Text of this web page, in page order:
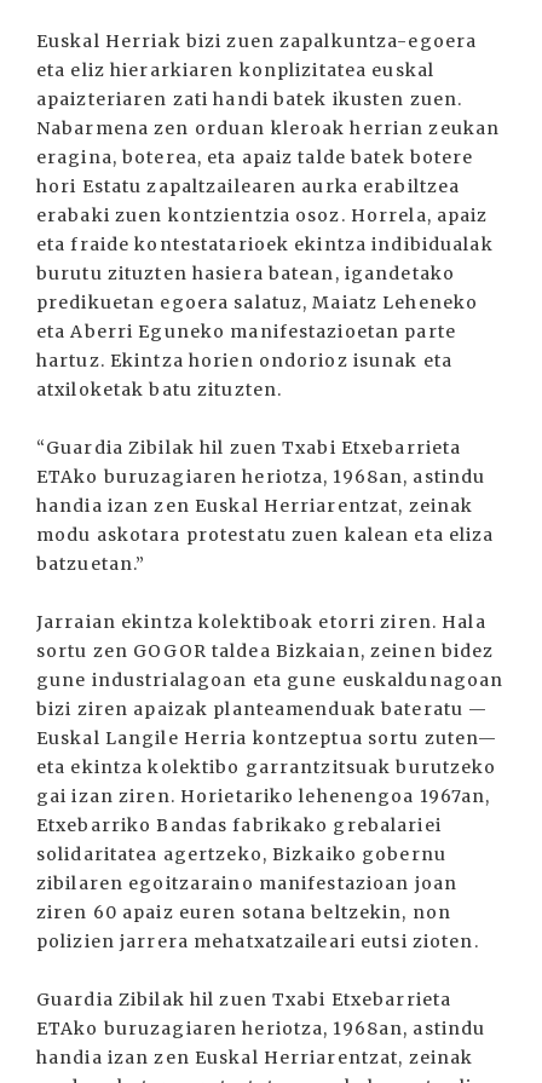
Euskal Herriak bizi zuen zapalkuntza-egoera
eta eliz hierarkiaren konplizitatea euskal
apaizteriaren zati handi batek ikusten zuen.
Nabarmena zen orduan kleroak herrian zeukan
eragina, boterea, eta apaiz talde batek botere
hori Estatu zapaltzailearen aurka erabiltzea
erabaki zuen kontzientzia osoz. Horrela, apaiz
eta fraide kontestatarioek ekintza indibidualak
burutu zituzten hasiera batean, igandetako
predikuetan egoera salatuz, Maiatz Leheneko
eta Aberri Eguneko manifestazioetan parte
hartuz. Ekintza horien ondorioz isunak eta
atxiloketak batu zituzten.
“Guardia Zibilak hil zuen Txabi Etxebarrieta
ETAko buruzagiaren heriotza, 1968an, astindu
handia izan zen Euskal Herriarentzat, zeinak
modu askotara protestatu zuen kalean eta eliza
batzuetan.”
Jarraian ekintza kolektiboak etorri ziren. Hala
sortu zen GOGOR taldea Bizkaian, zeinen bidez
gune industrialagoan eta gune euskaldunagoan
bizi ziren apaizak planteamenduak bateratu —
Euskal Langile Herria kontzeptua sortu zuten—
eta ekintza kolektibo garrantzitsuak burutzeko
gai izan ziren. Horietariko lehenengoa 1967an,
Etxebarriko Bandas fabrikako grebalariei
solidaritatea agertzeko, Bizkaiko gobernu
zibilaren egoitzaraino manifestazioan joan
ziren 60 apaiz euren sotana beltzekin, non
polizien jarrera mehatxatzaileari eutsi zioten.
Guardia Zibilak hil zuen Txabi Etxebarrieta
ETAko buruzagiaren heriotza, 1968an, astindu
handia izan zen Euskal Herriarentzat, zeinak